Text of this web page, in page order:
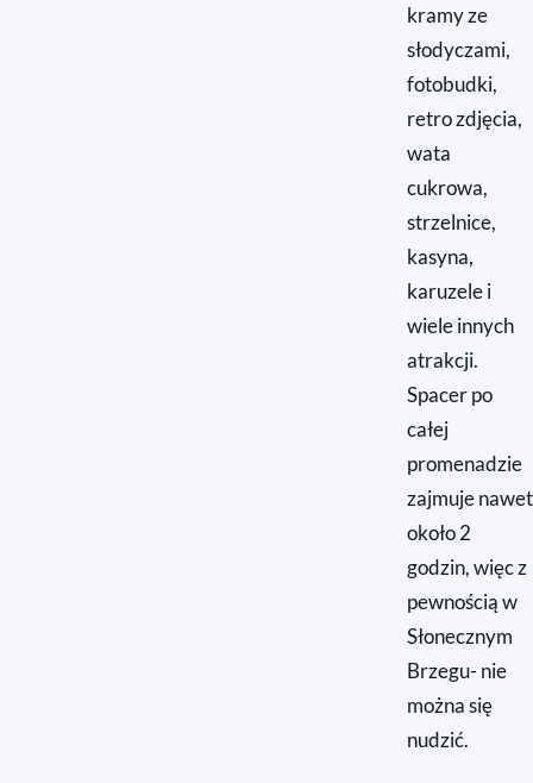
kramy ze
słodyczami,
fotobudki,
retro zdjęcia,
wata
cukrowa,
strzelnice,
kasyna,
karuzele i
wiele innych
atrakcji.
Spacer po
całej
promenadzie
zajmuje nawet
około 2
godzin, więc z
pewnością w
Słonecznym
Brzegu- nie
można się
nudzić.